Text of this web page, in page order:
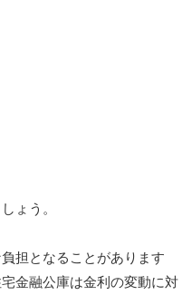
ょう。
担となることがあります
金融公庫は金利の変動に対